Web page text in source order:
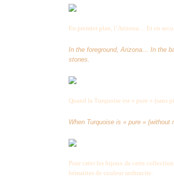
En premier plan, l’Arizona… Et en
In the foreground, Arizona… In the
stones.
Quand la Turquoise est « pure » (sans
When Turquoise is « pure »
Pour créer les bijoux de cette
hématites de couleur anthracite.